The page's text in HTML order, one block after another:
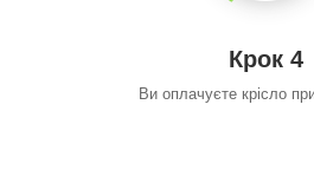
Крок 4
Ви оплачуєте крісло